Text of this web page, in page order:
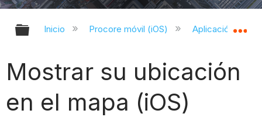
Expandir/contraer jerarquía global
Inicio Procore móvil (iOS) Aplicación
Mostrar su ubicación
en el mapa (iOS)